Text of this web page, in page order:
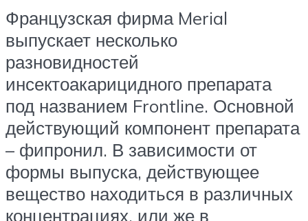
Французская фирма Merial
выпускает несколько
разновидностей
инсектоакарицидного препарата
под названием Frontline. Основной
действующий компонент препарата
– фипронил. В зависимости от
формы выпуска, действующее
вещество находиться в различных
концентрациях, или же в